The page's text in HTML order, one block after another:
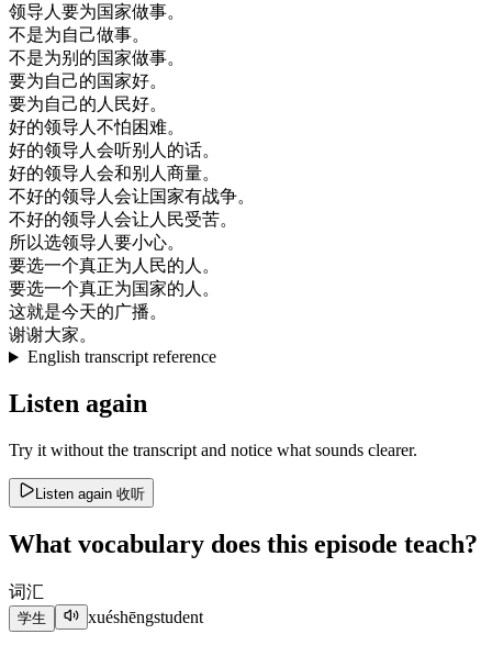
领导人要为国家做事。
不是为自己做事。
不是为别的国家做事。
要为自己的国家好。
要为自己的人民好。
好的领导人不怕困难。
好的领导人会听别人的话。
好的领导人会和别人商量。
不好的领导人会让国家有战争。
不好的领导人会让人民受苦。
所以选领导人要小心。
要选一个真正为人民的人。
要选一个真正为国家的人。
这就是今天的广播。
谢谢大家。
English transcript reference
Listen again
Try it without the transcript and notice what sounds clearer.
Listen again 收听
What vocabulary does this episode teach?
词汇
学生 xuéshēngstudent